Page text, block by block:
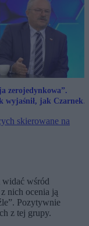
zerojedynkowa”.
wyjaśnił, jak Czarnek
skierowane na
widać wśród
nich ocenia ją
Pozytywnie
z tej grupy.